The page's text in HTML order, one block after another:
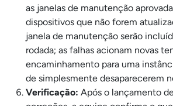
as janelas de manutenção
dispositivos que não forem
janela de manutenção serão
rodada; as falhas acionam novas
encaminhamento para uma
de simplesmente desaparecerem
Verificação: Após o lançamento